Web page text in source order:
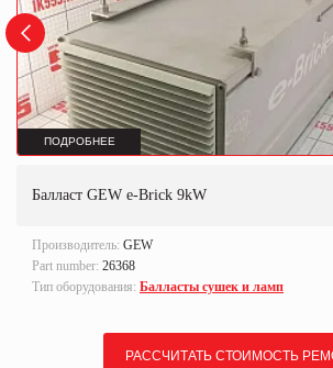
ПОДРОБНЕЕ
Балласт GEW e-Brick 9kW
Производитель: GEW
Part number: 26368
Тип оборудования: Балласты сушек и ламп
РАССЧИТАТЬ СТОИМОСТЬ